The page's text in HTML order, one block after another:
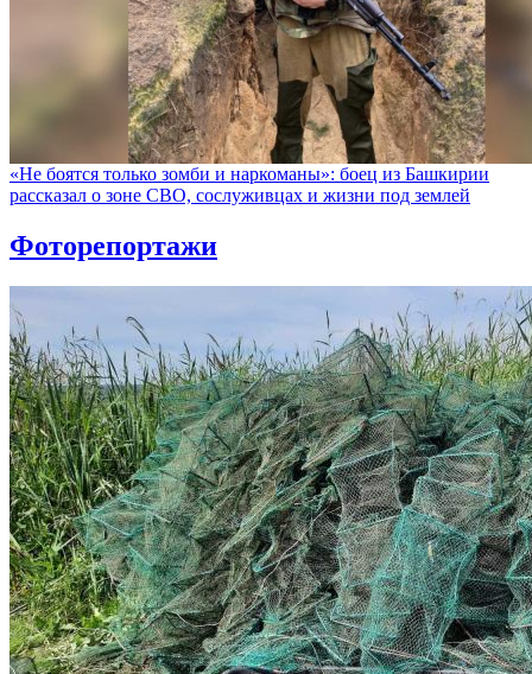
«Не боятся только зомби и наркоманы»: боец из Башкирии
рассказал о зоне СВО, сослуживцах и жизни под землей
Фоторепортажи